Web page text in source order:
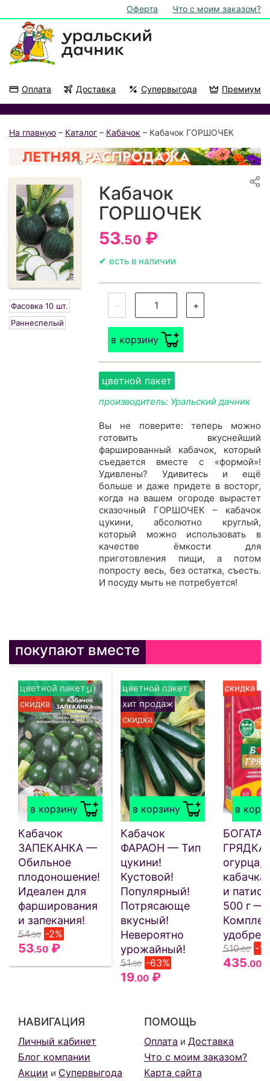
Оферта Что с моим заказом?
Оплата Доставка Супервыгода Премиум
На главную – Каталог – Кабачок – Кабачок ГОРШОЧЕК
Фасовка 10 шт.
Раннеспелый
Кабачок
ГОРШОЧЕК
53.50 ₽
✔ есть в наличии
- +
в корзину
цветной пакет
производитель: Уральский дачник
Вы не поверите: теперь можно
готовить вкуснейший
фаршированный кабачок, который
съедается вместе с «формой»!
Удивлены? Удивитесь и ещё
больше и даже придете в восторг,
когда на вашем огороде вырастет
сказочный ГОРШОЧЕК – кабачок
цукини, абсолютно круглый,
который можно использовать в
качестве ёмкости для
приготовления пищи, а потом
попросту весь, без остатка, съесть.
И посуду мыть не потребуется!
покупают вместе
в корзину
цветной пакет
скидка
Кабачок
ЗАПЕКАНКА —
Обильное
плодоношение!
Идеален для
фарширования
и запекания!
54.50 -2%
53.50 ₽
в корзину
цветной пакет
хит продаж
скидка
Кабачок
ФАРАОН — Тип
цукини!
Кустовой!
Популярный!
Потрясающе
вкусный!
Невероятно
урожайный!
51.50 -63%
19.00 ₽
в
скидка
БОГАТАЯ
ГРЯДКА
огурца,
и
500 г —
510.00 -
435.00
НАВИГАЦИЯ
Личный кабинет
Блог компании
Акции и Супервыгода
ПОМОЩЬ
Оплата и Доставка
Что с моим заказом?
Карта сайта